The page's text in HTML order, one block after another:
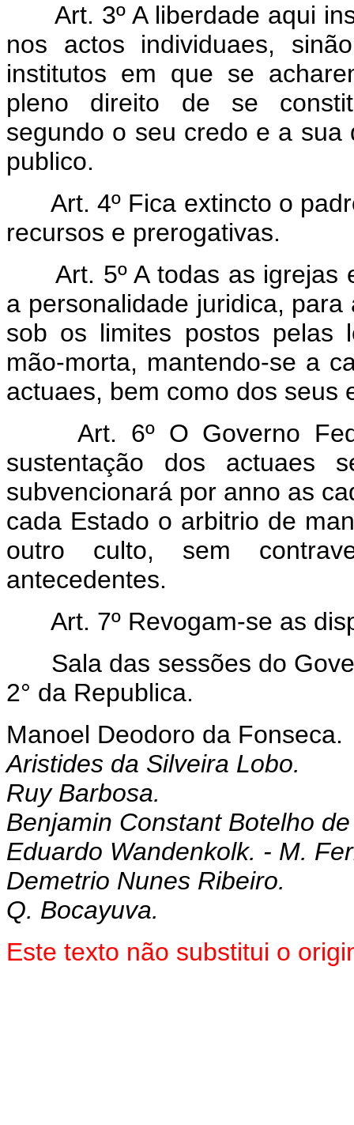
Art. 3º A liberdade aqui
nos actos individuaes,
institutos em que se
pleno direito de se
segundo o seu credo e a
publico.
Art. 4º Fica extincto o
recursos e prerogativas.
Art. 5º A todas as
a personalidade juridica,
sob os limites postos pelas
mão-morta, mantendo-se a
actuaes, bem como dos seus
Art. 6º O Governo
sustentação dos actuaes
subvencionará por anno as
cada Estado o arbitrio de
outro culto, sem
antecedentes.
Art. 7º Revogam-se as
Sala das sessões do
2° da Republica.
Manoel Deodoro da Fonseca.
Aristides da Silveira Lobo.
Ruy Barbosa.
Benjamin Constant Botelho
Eduardo Wandenkolk. - M.
Demetrio Nunes Ribeiro.
Q. Bocayuva.
Este texto não substitui o